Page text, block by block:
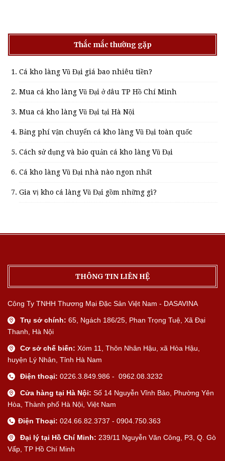
Thắc mắc thường gặp
Cá kho làng Vũ Đại giá bao nhiêu tiền?
Mua cá kho làng Vũ Đại ở đâu TP Hồ Chí Minh
Mua cá kho làng Vũ Đại tại Hà Nội
Bảng phí vận chuyển cá kho làng Vũ Đại toàn quốc
Cách sử dụng và bảo quản cá kho làng Vũ Đại
Cá kho làng Vũ Đại nhà nào ngon nhất
Gia vị kho cá làng Vũ Đại gồm những gì?
THÔNG TIN LIÊN HỆ
Công Ty TNHH Thương Mại Đặc Sản Việt Nam - DASAVINA
Trụ sở chính: 65, Ngách 186/25, Phan Trọng Tuệ, Xã Đại
Thanh, Hà Nội
Cơ sở chế biến: Xóm 11, Thôn Nhân Hậu, xã Hòa Hậu,
huyện Lý Nhân, Tỉnh Hà Nam
Điện thoại: 0226.3.849.986 - 0962.08.3232
Cửa hàng tại Hà Nội: Số 14 Nguyễn Vĩnh Bảo, Phường Yên
Hòa, Thành phố Hà Nội, Việt Nam
Điện Thoại: 024.66.82.3737 - 0904.750.363
Đại lý tại Hồ Chí Minh: 239/11 Nguyễn Văn Công, P3, Q. Gò
Vấp, TP Hồ Chí Minh